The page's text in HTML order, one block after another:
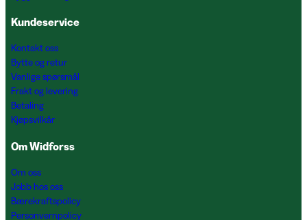
Kundeservice
Kontakt oss
Bytte og retur
Vanlige spørsmål
Frakt og levering
Betaling
Kjøpsvilkår
Om Widforss
Om oss
Jobb hos oss
Bærekraftspolicy
Personvernpolicy